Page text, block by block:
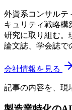
外資系コンサルテ
キュリティ戦略構
研究に取り組む。
論文誌、学会誌で
会社情報を見る
記事の内容を、現